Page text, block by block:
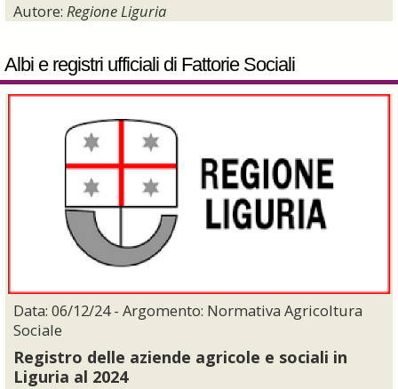
Autore: Regione Liguria
Albi e registri ufficiali di Fattorie Sociali
Data: 06/12/24 - Argomento: Normativa Agricoltura
Sociale
Registro delle aziende agricole e sociali in
Liguria al 2024